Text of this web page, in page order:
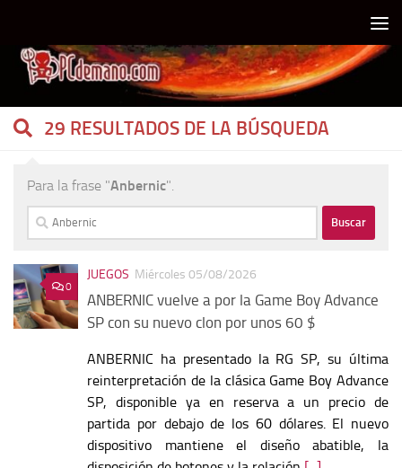
29 RESULTADOS DE LA BÚSQUEDA
Para la frase "Anbernic".
Buscar:
0
JUEGOS Miércoles 05/08/2026
ANBERNIC vuelve a por la Game Boy Advance
SP con su nuevo clon por unos 60 $
ANBERNIC ha presentado la RG SP, su última
reinterpretación de la clásica Game Boy Advance
SP, disponible ya en reserva a un precio de
partida por debajo de los 60 dólares. El nuevo
dispositivo mantiene el diseño abatible, la